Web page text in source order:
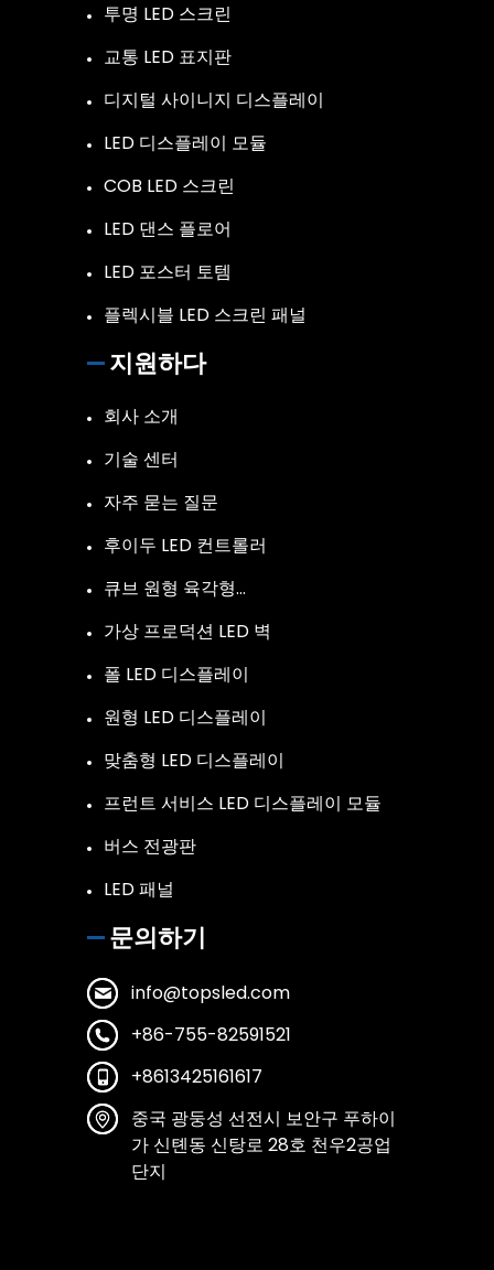
투명 LED 스크린
교통 LED 표지판
디지털 사이니지 디스플레이
LED 디스플레이 모듈
COB LED 스크린
LED 댄스 플로어
LED 포스터 토템
플렉시블 LED 스크린 패널
지원하다
회사 소개
기술 센터
자주 묻는 질문
후이두 LED 컨트롤러
큐브 원형 육각형…
가상 프로덕션 LED 벽
폴 LED 디스플레이
원형 LED 디스플레이
맞춤형 LED 디스플레이
프런트 서비스 LED 디스플레이 모듈
버스 전광판
LED 패널
문의하기
info@topsled.com
+86-755-82591521
+8613425161617
중국 광둥성 선전시 보안구 푸하이
가 신톈동 신탕로 28호 천우2공업
단지